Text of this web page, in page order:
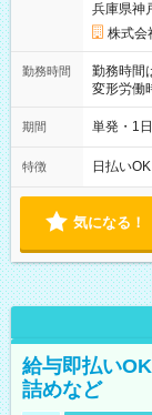
兵庫県神
株式会
勤務時間
勤務時間
変形労働時間
00～20
期間 単発・1
特徴 日払い
気になる！
給与即払い
詰めなど